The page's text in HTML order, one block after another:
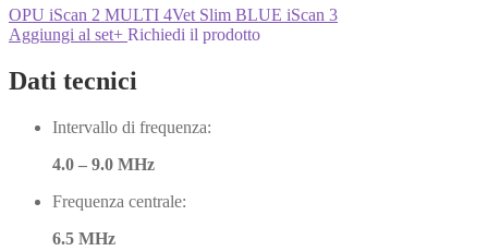
OPU iScan 2 MULTI 4Vet Slim BLUE iScan 3
Aggiungi al set+ Richiedi il prodotto
Dati tecnici
Intervallo di frequenza:
4.0 – 9.0 MHz
Frequenza centrale:
6.5 MHz